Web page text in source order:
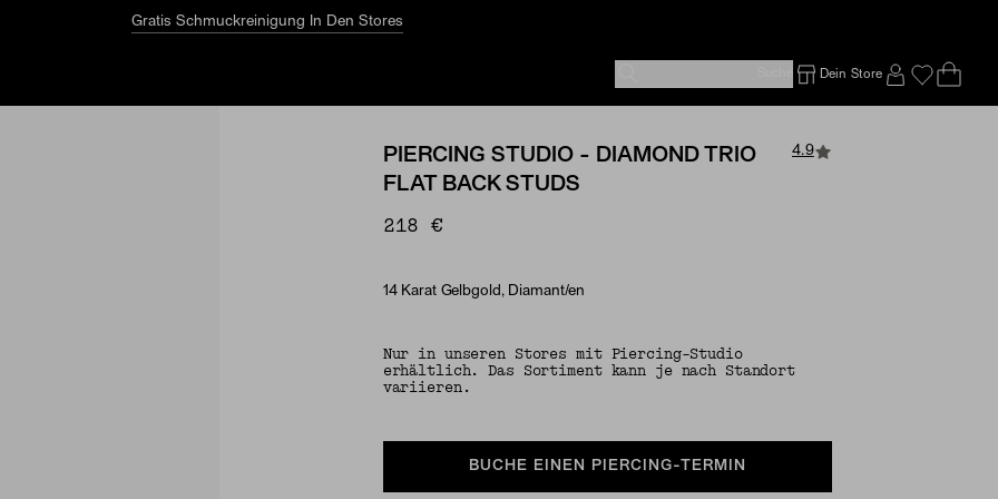
Gratis Schmuckreinigung In Den Stores
Dein Store
PIERCING STUDIO - DIAMOND TRIO
FLAT BACK STUDS
4.9
218 €
Material
14 Karat Gelbgold, Diamant/en
Nur in unseren Stores mit Piercing-Studio
erhältlich. Das Sortiment kann je nach Standort
variieren.
BUCHE EINEN PIERCING-TERMIN